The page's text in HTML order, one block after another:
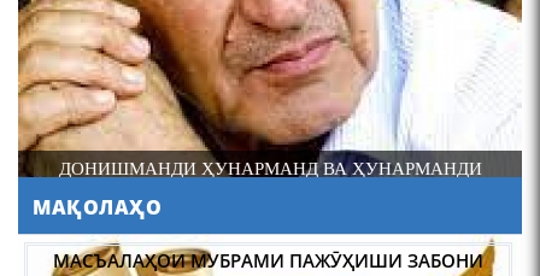
шоири абадзинда Абулқосим
Лоҳутӣ
АБУЛҚОСИМ ЛОҲУТӢ /
ABULQOSIM LOHUTY/
ДОНИШМАНДИ ҲУНАРМАНД ВА ҲУНАРМАНДИ
МАҚОЛАҲО
МАСЪАЛАҲОИ МУБРАМИ ПАЖӮҲИШИ ЗАБОНИ